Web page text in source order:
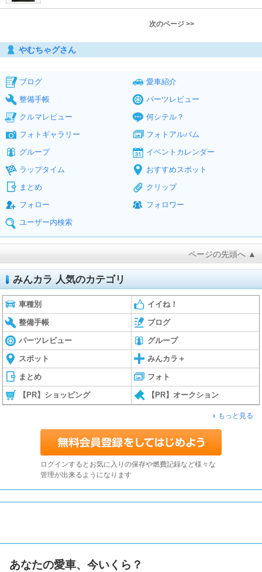
次のページ >>
やむちゃグさん
ブログ
愛車紹介
整備手帳
パーツレビュー
クルマレビュー
何シテル？
フォトギャラリー
フォトアルバム
グループ
イベントカレンダー
ラップタイム
おすすめスポット
まとめ
クリップ
フォロー
フォロワー
ユーザー内検索
ページの先頭へ ▲
みんカラ 人気のカテゴリ
車種別 イイね！
整備手帳 ブログ
パーツレビュー グループ
スポット みんカラ＋
まとめ フォト
【PR】ショッピング 【PR】オークション
もっと見る
ログインするとお気に入りの保存や燃費記録など様々な
管理が出来るようになります
あなたの愛車、今いくら？